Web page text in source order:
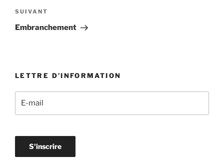
Article
suivant
SUIVANT
Embranchement
LETTRE D’INFORMATION